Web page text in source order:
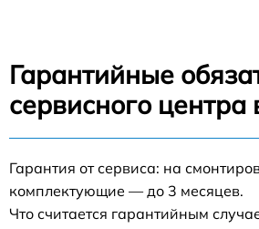
Гарантийные
сервисного центра
Гарантия от сервиса: на
комплектующие — до 3 месяцев.
Что считается гарантийным